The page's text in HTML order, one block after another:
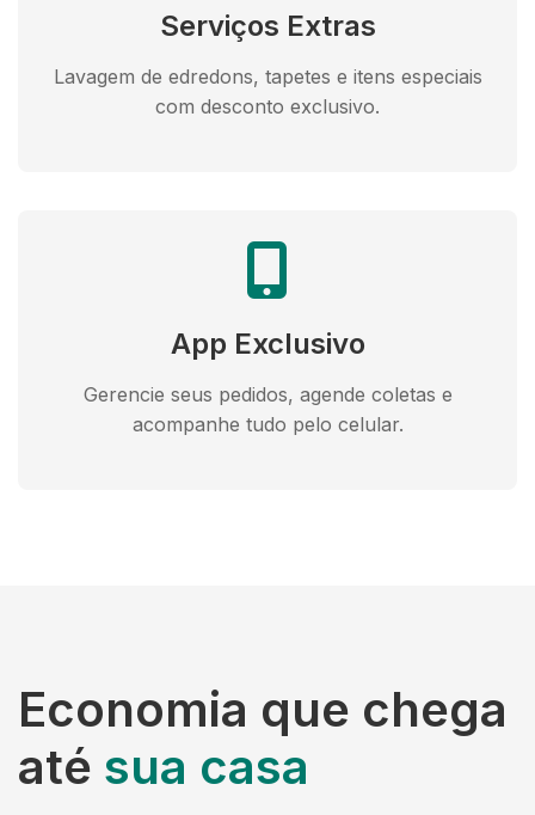
Serviços Extras
Lavagem de edredons, tapetes e itens especiais
com desconto exclusivo.
App Exclusivo
Gerencie seus pedidos, agende coletas e
acompanhe tudo pelo celular.
Economia que chega
até sua casa